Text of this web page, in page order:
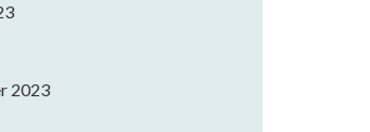
2023